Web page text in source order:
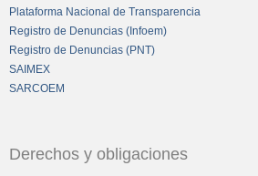
Plataforma Nacional de Transparencia
Registro de Denuncias (Infoem)
Registro de Denuncias (PNT)
SAIMEX
SARCOEM
Derechos y obligaciones